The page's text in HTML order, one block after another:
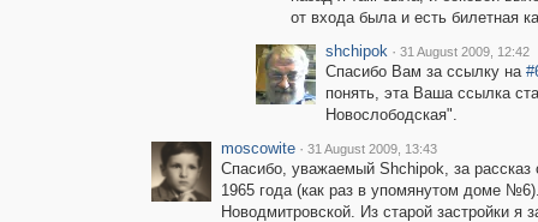
от входа была и есть билетная
shchipok · 31 August 2009, 12:42
Спасибо Вам за ссылку на
понять, эта Ваша ссылка
Новослободская".
moscowite · 31 August 2009, 13:43
Спасибо, уважаемый Shchipok, за
1965 года (как раз в упомянутом доме
Новодмитровской. Из старой застройки я